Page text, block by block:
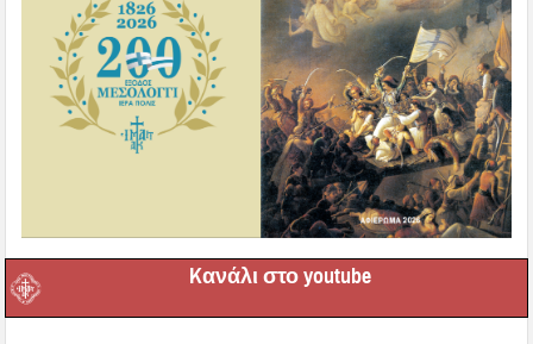
Kανάλι στο youtube